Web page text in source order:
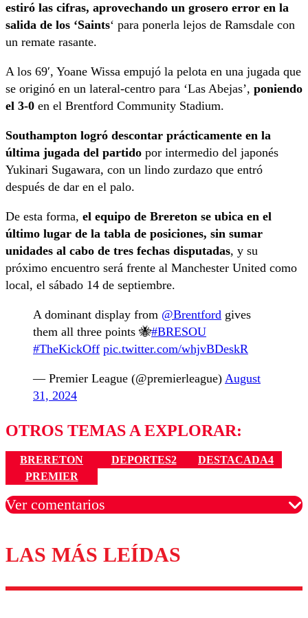
estiró las cifras, aprovechando un grosero error en la
salida de los ‘Saints‘ para ponerla lejos de Ramsdale con
un remate rasante.
A los 69′, Yoane Wissa empujó la pelota en una jugada que
se originó en un lateral-centro para ‘Las Abejas’, poniendo
el 3-0 en el Brentford Community Stadium.
Southampton logró descontar prácticamente en la
última jugada del partido por intermedio del japonés
Yukinari Sugawara, con un lindo zurdazo que entró
después de dar en el palo.
De esta forma, el equipo de Brereton se ubica en el
último lugar de la tabla de posiciones, sin sumar
unidades al cabo de tres fechas disputadas, y su
próximo encuentro será frente al Manchester United como
local, el sábado 14 de septiembre.
A dominant display from @Brentford gives
them all three points 🐝#BRESOU
#TheKickOff pic.twitter.com/whjvBDeskR
— Premier League (@premierleague) August
31, 2024
OTROS TEMAS A EXPLORAR:
BRERETON DEPORTES2
DESTACADA4
PREMIER
Ver comentarios
Los comentarios son moderados para garantizar un
diálogo respetuoso.
LAS MÁS LEÍDAS